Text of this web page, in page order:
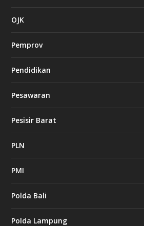
OJK
Pemprov
Pendidikan
Pesawaran
Pesisir Barat
PLN
PMI
Polda Bali
Polda Lampung